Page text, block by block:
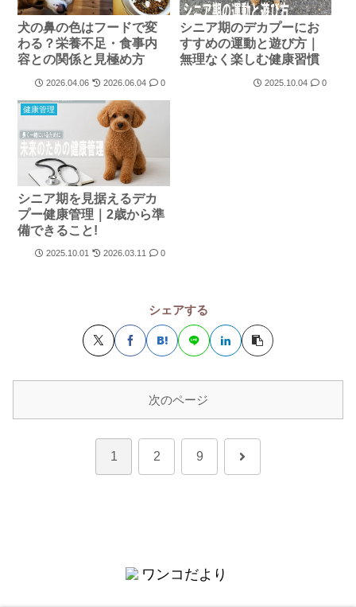
犬の鼻の色はフードで変
わる？栄養不足・食事内
容との関係と見極め方
2026.04.06 2026.06.04 0
シニア期のデカプーにお
すすめの運動と遊び方｜
無理なく楽しむ健康習慣
2025.10.04 0
健康管理
シニア期を見据えるデカ
プー健康管理｜2歳から準
備できること!
2025.10.01 2026.03.11 0
シェアする
次のページ
1 2 9 次